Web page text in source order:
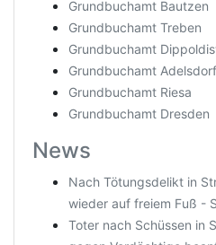
Grundbuchamt Bautzen
Grundbuchamt Treben
Grundbuchamt
Grundbuchamt Adelsdorf
Grundbuchamt Riesa
Grundbuchamt Dresden
News
Nach Tötungsdelikt in
wieder auf freiem Fuß -
Toter nach Schüssen in